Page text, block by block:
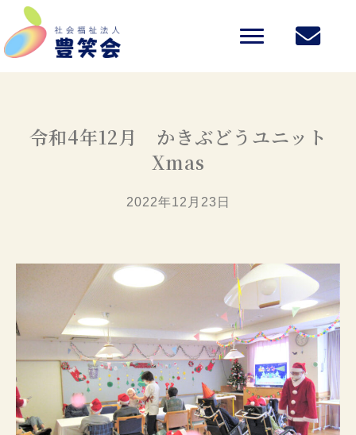
令和4年12月 かきぶどうユニット
Xmas
2022年12月23日